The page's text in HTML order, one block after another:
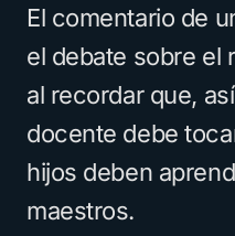
El comentario de
el debate sobre el
al recordar que,
docente debe
hijos deben
maestros.